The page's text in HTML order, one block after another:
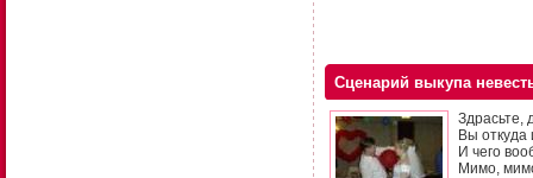
Сценарий выкупа
Здрасьте,
Вы откуда
И чего
Мимо,